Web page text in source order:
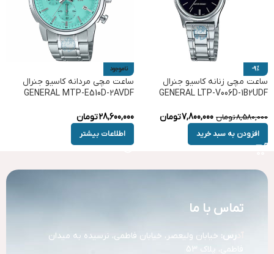
-9%
ساعت مچی زنانه کاسیو جنرال
GENERAL LTP-V006D-1B2UDF
8,580,000تومان 7,800,000تومان
افزودن به سبد خرید
ناموجود
ساعت مچی مردانه کاسیو جنرال
GENERAL MTP-E510D-2AVDF
28,600,000تومان
اطلاعات بیشتر
تماس با ما
رس: خیابان ولیعصر، خیابان فاطمی، نرسیده به میدان
فاطمی، پلاک 53